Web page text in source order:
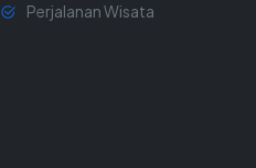
Perjalanan Wisata